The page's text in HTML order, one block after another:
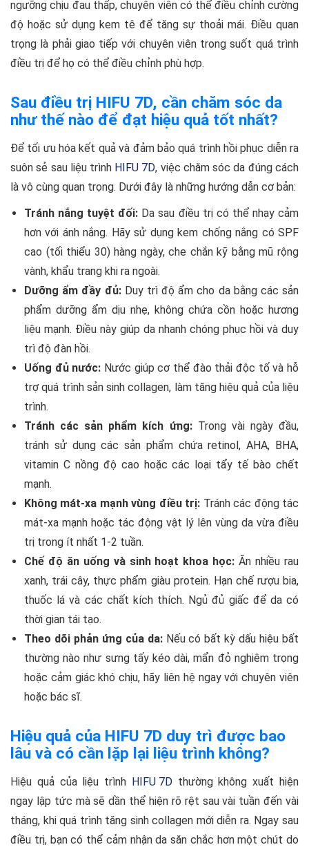
ngưỡng chịu đau thấp, chuyên viên có thể điều chỉnh cường
độ hoặc sử dụng kem tê để tăng sự thoải mái. Điều quan
trọng là phải giao tiếp với chuyên viên trong suốt quá trình
điều trị để họ có thể điều chỉnh phù hợp.
Sau điều trị HIFU 7D, cần chăm sóc da
như thế nào để đạt hiệu quả tốt nhất?
Để tối ưu hóa kết quả và đảm bảo quá trình hồi phục diễn ra
suôn sẻ sau liệu trình HIFU 7D, việc chăm sóc da đúng cách
là vô cùng quan trọng. Dưới đây là những hướng dẫn cơ bản:
Tránh nắng tuyệt đối: Da sau điều trị có thể nhạy cảm
hơn với ánh nắng. Hãy sử dụng kem chống nắng có SPF
cao (tối thiểu 30) hàng ngày, che chắn kỹ bằng mũ rộng
vành, khẩu trang khi ra ngoài.
Dưỡng ẩm đầy đủ:Duy trì độ ẩm cho da bằng các sản
phẩm dưỡng ẩm dịu nhẹ, không chứa cồn hoặc hương
liệu mạnh. Điều này giúp da nhanh chóng phục hồi và duy
trì độ đàn hồi.
Uống đủ nước: Nước giúp cơ thể đào thải độc tố và hỗ
trợ quá trình sản sinh collagen, làm tăng hiệu quả của liệu
trình.
Tránh các sản phẩm kích ứng:Trong vài ngày đầu,
tránh sử dụng các sản phẩm chứa retinol, AHA, BHA,
vitamin C nồng độ cao hoặc các loại tẩy tế bào chết
mạnh.
Không mát-xa mạnh vùng điều trị: Tránh các động tác
mát-xa mạnh hoặc tác động vật lý lên vùng da vừa điều
trị trong ít nhất 1-2 tuần.
Chế độ ăn uống và sinh hoạt khoa học: Ăn nhiều rau
xanh, trái cây, thực phẩm giàu protein. Hạn chế rượu bia,
thuốc lá và các chất kích thích. Ngủ đủ giấc để da có
thời gian tái tạo.
Theo dõi phản ứng của da:Nếu có bất kỳ dấu hiệu bất
thường nào như sưng tấy kéo dài, mẩn đỏ nghiêm trọng
hoặc cảm giác khó chịu, hãy liên hệ ngay với chuyên viên
hoặc bác sĩ.
Hiệu quả của HIFU 7D duy trì được bao
lâu và có cần lặp lại liệu trình không?
Hiệu quả của liệu trình HIFU 7Dthường không xuất hiện
ngay lập tức mà sẽ dần thể hiện rõ rệt sau vài tuần đến vài
tháng, khi quá trình tăng sinh collagen mới diễn ra. Ngay sau
điều trị, bạn có thể cảm nhận da săn chắc hơn một chút do